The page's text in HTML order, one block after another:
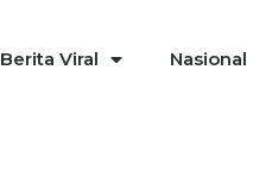
Berita Viral Nasional